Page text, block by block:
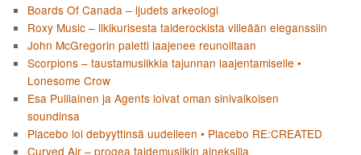
Boards Of Canada – ljudets arkeologi
Roxy Music – ilkikurisesta taiderockista viileään eleganssiin
John McGregorin paletti laajenee reunoiltaan
Scorpions – taustamusiikkia tajunnan laajentamiselle •
Lonesome Crow
Esa Pulliainen ja Agents loivat oman sinivalkoisen
soundinsa
Placebo loi debyyttinsä uudelleen • Placebo RE:CREATED
Curved Air – progea taidemusiikin aineksilla